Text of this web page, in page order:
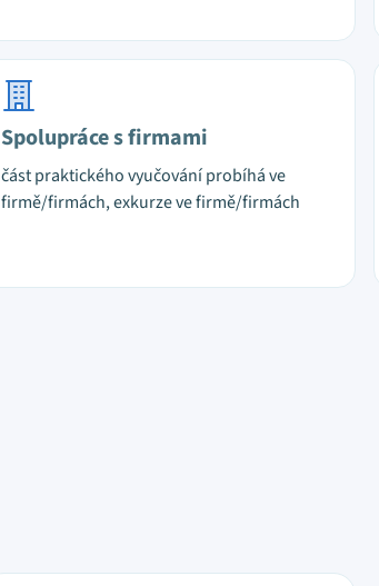
Spolupráce s firmami
část praktického vyučování probíhá ve
firmě/firmách, exkurze ve firmě/firmách